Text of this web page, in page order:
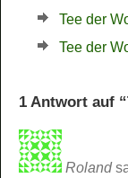
Tee der
Tee der
1 Antwort auf
Roland